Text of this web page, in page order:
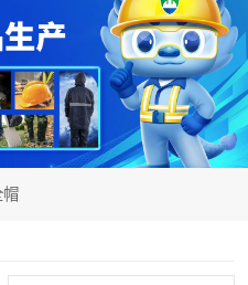
帽
听力保护
呼吸防护